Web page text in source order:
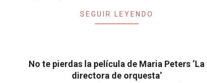
SEGUIR LEYENDO
No te pierdas la película de Maria Peters ‘La
directora de orquesta’